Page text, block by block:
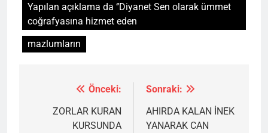
Yapılan açıklama da ‘’Diyanet Sen olarak ümmet
coğrafyasına hizmet eden
mazlumların
gezinmesi
Önceki:
ZORLAR KURAN
KURSUNDA
Sonraki:
AHIRDA KALAN İNEK
YANARAK CAN